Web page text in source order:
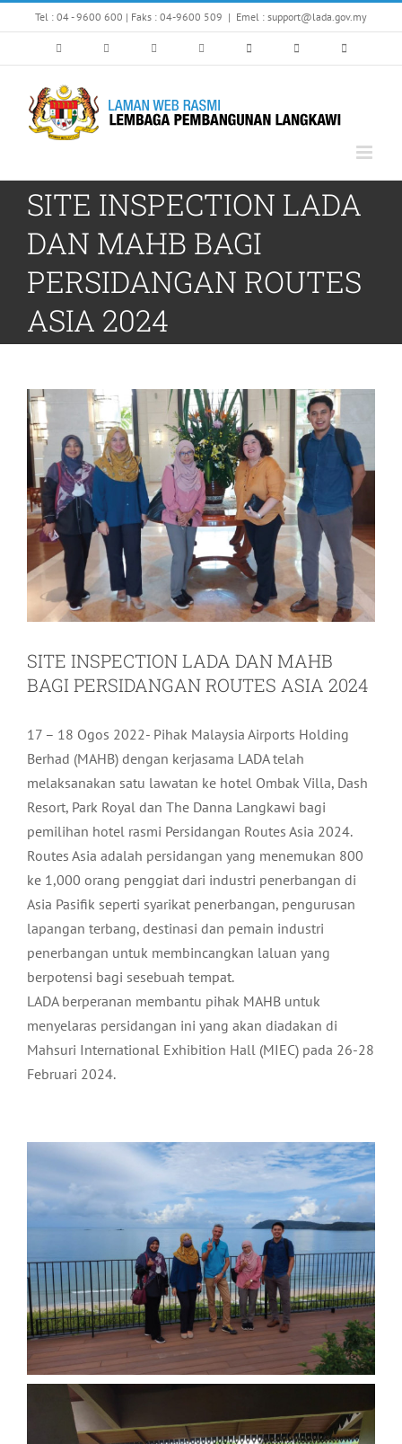
to
Tel : 04 - 9600 600 | Faks : 04-9600 509 | Emel : support@lada.gov.my
SITE INSPECTION LADA
DAN MAHB BAGI
PERSIDANGAN ROUTES
ASIA 2024
SITE INSPECTION LADA DAN MAHB
BAGI PERSIDANGAN ROUTES ASIA 2024
17 – 18 Ogos 2022- Pihak Malaysia Airports Holding
Berhad (MAHB) dengan kerjasama LADA telah
melaksanakan satu lawatan ke hotel Ombak Villa, Dash
Resort, Park Royal dan The Danna Langkawi bagi
pemilihan hotel rasmi Persidangan Routes Asia 2024.
Routes Asia adalah persidangan yang menemukan 800
ke 1,000 orang penggiat dari industri penerbangan di
Asia Pasifik seperti syarikat penerbangan, pengurusan
lapangan terbang, destinasi dan pemain industri
penerbangan untuk membincangkan laluan yang
berpotensi bagi sesebuah tempat.
LADA berperanan membantu pihak MAHB untuk
menyelaras persidangan ini yang akan diadakan di
Mahsuri International Exhibition Hall (MIEC) pada 26-28
Februari 2024.